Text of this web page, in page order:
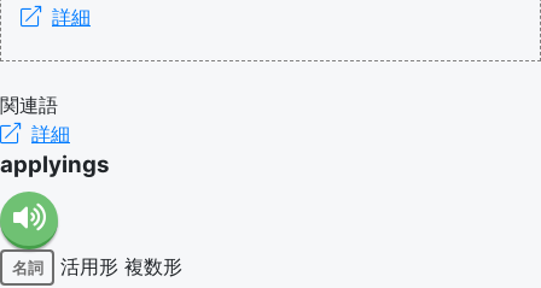
詳細
関連語
詳細
applyings
名詞 活用形 複数形